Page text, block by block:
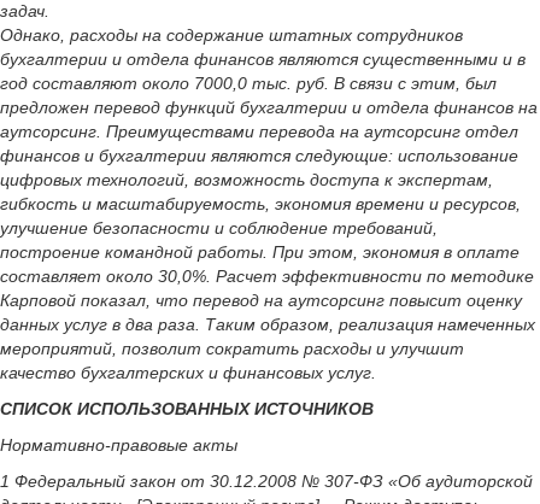
задач.
Однако, расходы на содержание штатных сотрудников
бухгалтерии и отдела финансов являются существенными и в
год составляют около 7000,0 тыс. руб. В связи с этим, был
предложен перевод функций бухгалтерии и отдела финансов на
аутсорсинг. Преимуществами перевода на аутсорсинг отдел
финансов и бухгалтерии являются следующие: использование
цифровых технологий, возможность доступа к экспертам,
гибкость и масштабируемость, экономия времени и ресурсов,
улучшение безопасности и соблюдение требований,
построение командной работы. При этом, экономия в оплате
составляет около 30,0%. Расчет эффективности по методике
Карповой показал, что перевод на аутсорсинг повысит оценку
данных услуг в два раза. Таким образом, реализация намеченных
мероприятий, позволит сократить расходы и улучшит
качество бухгалтерских и финансовых услуг.
СПИСОК ИСПОЛЬЗОВАННЫХ ИСТОЧНИКОВ
Нормативно-правовые акты
1 Федеральный закон от 30.12.2008 № 307-ФЗ «Об аудиторской